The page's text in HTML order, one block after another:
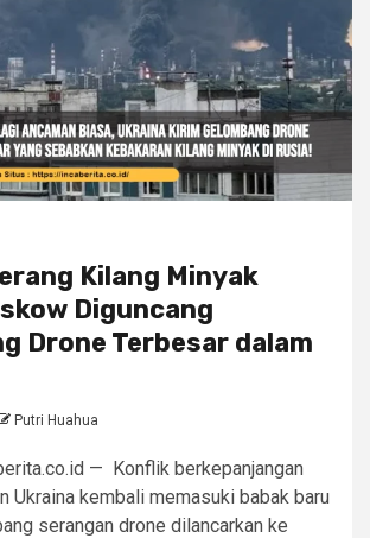
Kilang Minyak
Diguncang
Drone Terbesar dalam
Putri Huahua
— Konflik berkepanjangan
Ukraina kembali memasuki babak baru
serangan drone dilancarkan ke